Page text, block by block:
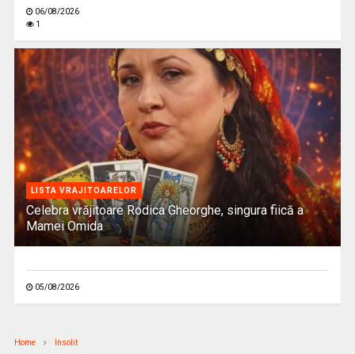
06/08/2026
1
LISTA VRAJITOARELOR
Celebra vrăjitoare Rodica Gheorghe, singura fiică a
Mamei Omida
05/08/2026
Home Insolit